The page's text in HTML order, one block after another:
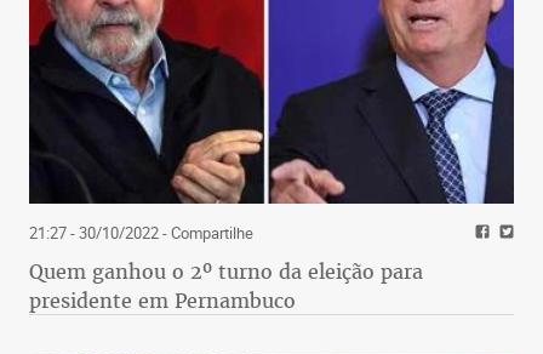
21:27 - 30/10/2022- Compartilhe
Quem ganhou o 2º turno da eleição para
presidente em Pernambuco